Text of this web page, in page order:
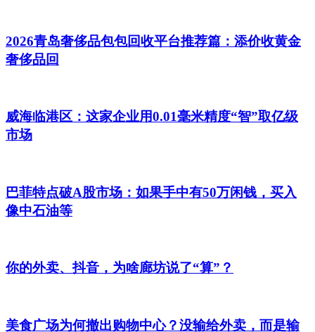
2026青岛奢侈品包包回收平台推荐篇：添价收黄金
奢侈品回
威海临港区：这家企业用0.01毫米精度“智”取亿级
市场
巴菲特点破A股市场：如果手中有50万闲钱，买入
像中石油等
你的外卖、抖音，为啥廊坊说了“算”？
美食广场为何撤出购物中心？没输给外卖，而是输